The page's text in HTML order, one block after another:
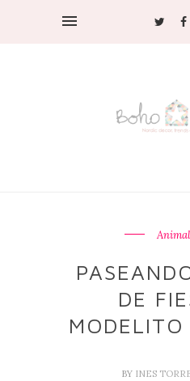
DE
MODELITO
BY INES